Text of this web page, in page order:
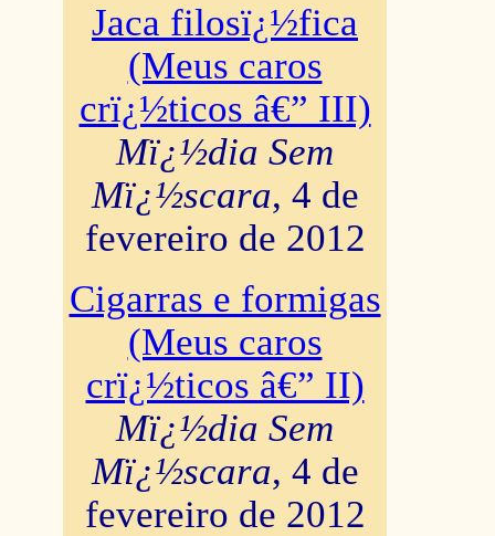
Jaca filosï¿½fica
(Meus caros
crï¿½ticos â€” III)
Mï¿½dia Sem
Mï¿½scara, 4 de
fevereiro de 2012
Cigarras e formigas
(Meus caros
crï¿½ticos â€” II)
Mï¿½dia Sem
Mï¿½scara, 4 de
fevereiro de 2012